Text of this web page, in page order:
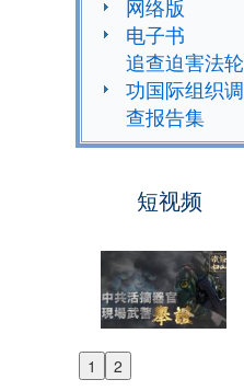
网络版
电子书
追查迫害法轮
功国际组织调
查报告集
短视频
1 2
Previous